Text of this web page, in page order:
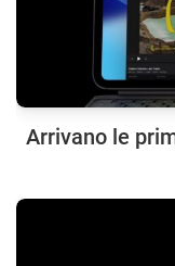
Arrivano le